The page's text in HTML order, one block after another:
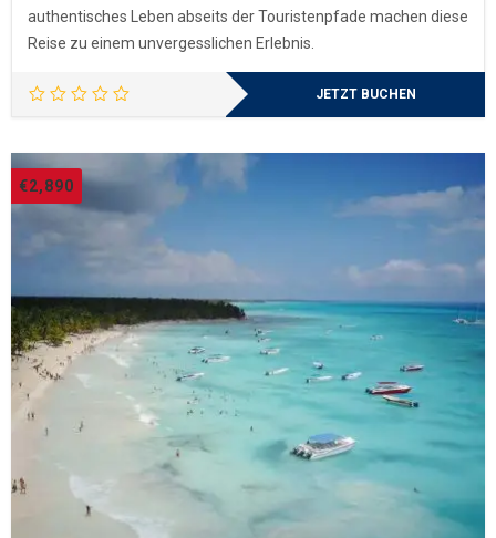
authentisches Leben abseits der Touristenpfade machen diese
Reise zu einem unvergesslichen Erlebnis.
JETZT BUCHEN
€2,890